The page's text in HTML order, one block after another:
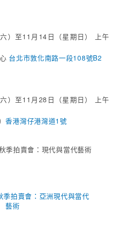
）至11月14日（星期日） 上午
台北市敦化南路一段108號B2
）至11月28日（星期日） 上午
香港灣仔港灣道1號